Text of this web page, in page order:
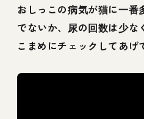
おしっこの病気が猫に一
でないか、尿の回数は少な
こまめにチェックしてあげ